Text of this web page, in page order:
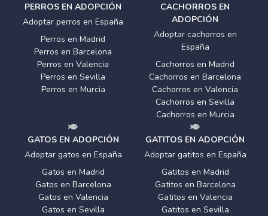
PERROS EN ADOPCIÓN
Adoptar perros en España
Perros en Madrid
Perros en Barcelona
Perros en Valencia
Perros en Sevilla
Perros en Murcia
CACHORROS EN
ADOPCIÓN
Adoptar cachorros en
España
Cachorros en Madrid
Cachorros en Barcelona
Cachorros en Valencia
Cachorros en Sevilla
Cachorros en Murcia
GATOS EN ADOPCIÓN
Adoptar gatos en España
Gatos en Madrid
Gatos en Barcelona
Gatos en Valencia
Gatos en Sevilla
GATITOS EN ADOPCIÓN
Adoptar gatitos en España
Gatitos en Madrid
Gatitos en Barcelona
Gatitos en Valencia
Gatitos en Sevilla